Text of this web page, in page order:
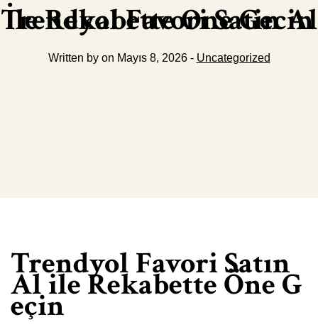
Trendyol Favori Satin Al İle Rekabette One Gecin
Written by on Mayıs 8, 2026 - Uncategorized
Trendyol Favori Satın
Al ile Rekabette Öne G
eçin